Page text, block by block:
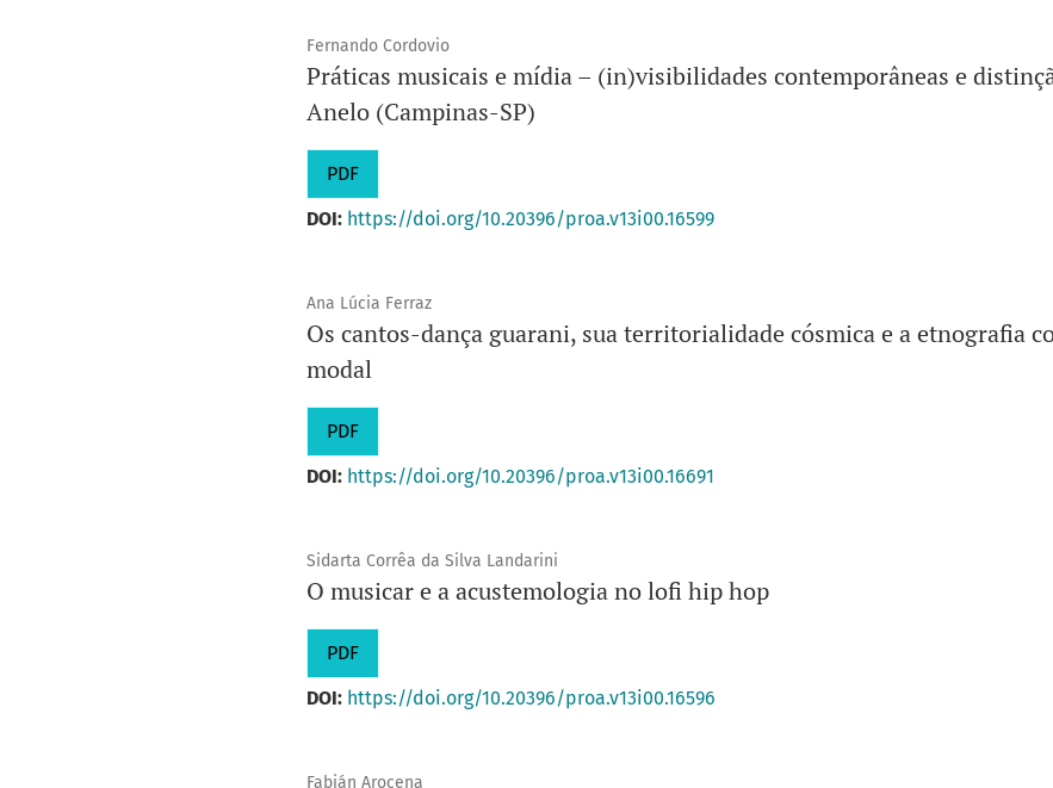
Fernando Cordovio
Práticas musicais e mídia – (in)visibilidades contemporâneas e
Anelo (Campinas-SP)
PDF
DOI: https://doi.org/10.20396/proa.v13i00.16599
Ana Lúcia Ferraz
Os cantos-dança guarani, sua territorialidade cósmica e a etnografia
modal
PDF
DOI: https://doi.org/10.20396/proa.v13i00.16691
Sidarta Corrêa da Silva Landarini
O musicar e a acustemologia no lofi hip hop
PDF
DOI: https://doi.org/10.20396/proa.v13i00.16596
Fabián Arocena